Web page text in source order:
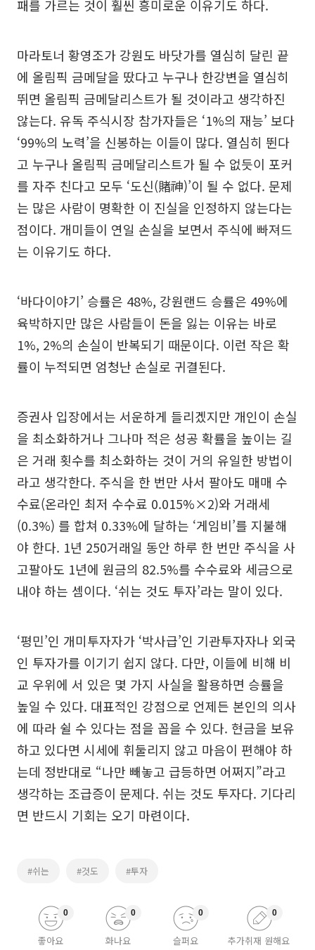
패를 가르는 것이 훨씬 흥미로운 이유기도 하다.
마라토너 황영조가 강원도 바닷가를 열심히 달린 끝
에 올림픽 금메달을 땄다고 누구나 한강변을 열심히
뛰면 올림픽 금메달리스트가 될 것이라고 생각하진
않는다. 유독 주식시장 참가자들은 ‘1%의 재능’ 보다
‘99%의 노력’을 신봉하는 이들이 많다. 열심히 뛴다
고 누구나 올림픽 금메달리스트가 될 수 없듯이 포커
를 자주 친다고 모두 ‘도신(賭神)’이 될 수 없다. 문제
는 많은 사람이 명확한 이 진실을 인정하지 않는다는
점이다. 개미들이 연일 손실을 보면서 주식에 빠져드
는 이유기도 하다.
‘바다이야기’ 승률은 48%, 강원랜드 승률은 49%에
육박하지만 많은 사람들이 돈을 잃는 이유는 바로
1%, 2%의 손실이 반복되기 때문이다. 이런 작은 확
률이 누적되면 엄청난 손실로 귀결된다.
증권사 입장에서는 서운하게 들리겠지만 개인이 손실
을 최소화하거나 그나마 적은 성공 확률을 높이는 길
은 거래 횟수를 최소화하는 것이 거의 유일한 방법이
라고 생각한다. 주식을 한 번만 사서 팔아도 매매 수
수료(온라인 최저 수수료 0.015%×2)와 거래세
(0.3%) 를 합쳐 0.33%에 달하는 ‘게임비’를 지불해
야 한다. 1년 250거래일 동안 하루 한 번만 주식을 사
고팔아도 1년에 원금의 82.5%를 수수료와 세금으로
내야 하는 셈이다. ‘쉬는 것도 투자’라는 말이 있다.
‘평민’인 개미투자자가 ‘박사급’인 기관투자자나 외국
인 투자가를 이기기 쉽지 않다. 다만, 이들에 비해 비
교 우위에 서 있은 몇 가지 사실을 활용하면 승률을
높일 수 있다. 대표적인 강점으로 언제든 본인의 의사
에 따라 쉴 수 있다는 점을 꼽을 수 있다. 현금을 보유
하고 있다면 시세에 휘둘리지 않고 마음이 편해야 하
는데 정반대로 “나만 빼놓고 급등하면 어쩌지”라고
생각하는 조급증이 문제다. 쉬는 것도 투자다. 기다리
면 반드시 기회는 오기 마련이다.
#쉬는 #것도 #투자
좋아요
0
화나요
0
슬퍼요
0
추가취재 원해요
0